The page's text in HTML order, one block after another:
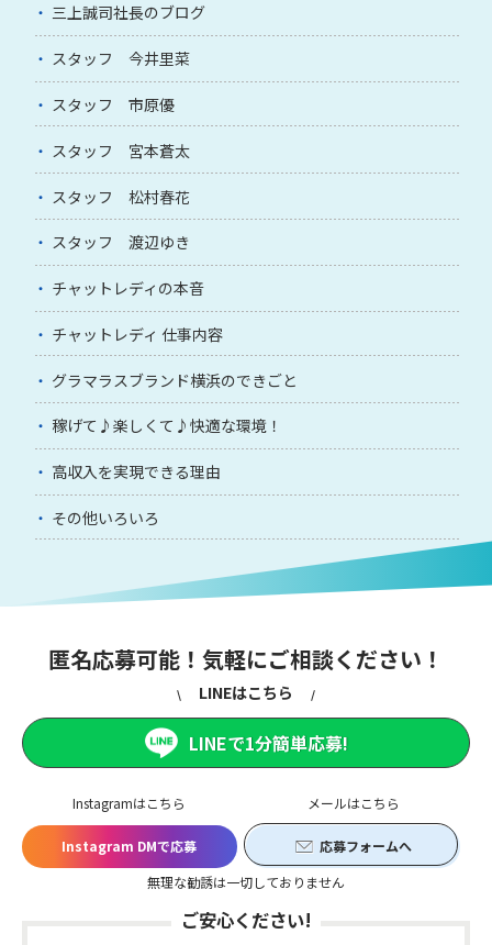
三上誠司社長のブログ
スタッフ 今井里菜
スタッフ 市原優
スタッフ 宮本蒼太
スタッフ 松村春花
スタッフ 渡辺ゆき
チャットレディの本音
チャットレディ 仕事内容
グラマラスブランド横浜のできごと
稼げて♪楽しくて♪快適な環境！
高収入を実現できる理由
その他いろいろ
匿名応募可能！気軽にご相談ください！
Instagramはこちら
Instagram DMで応募
メールはこちら
応募フォームへ
無理な勧誘は一切しておりません
LINEはこちら
LINEで1分簡単応募!
ご安心ください!